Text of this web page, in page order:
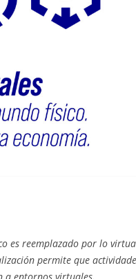
es reemplazado por lo
permite que